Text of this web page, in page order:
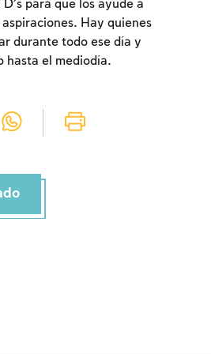
para que los ayude a
Hay quienes
durante todo ese día y
hasta el mediodía.